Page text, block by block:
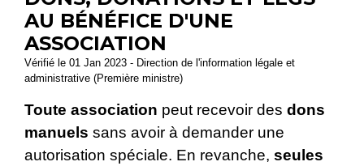
AU BÉNÉFICE D'UNE
ASSOCIATION
Vérifié le 01 Jan 2023 - Direction de l'information légale et
administrative (Première ministre)
Toute association peut recevoir des dons
manuels sans avoir à demander une
autorisation spéciale. En revanche, seules